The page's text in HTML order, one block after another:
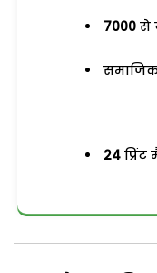
7000 से
24